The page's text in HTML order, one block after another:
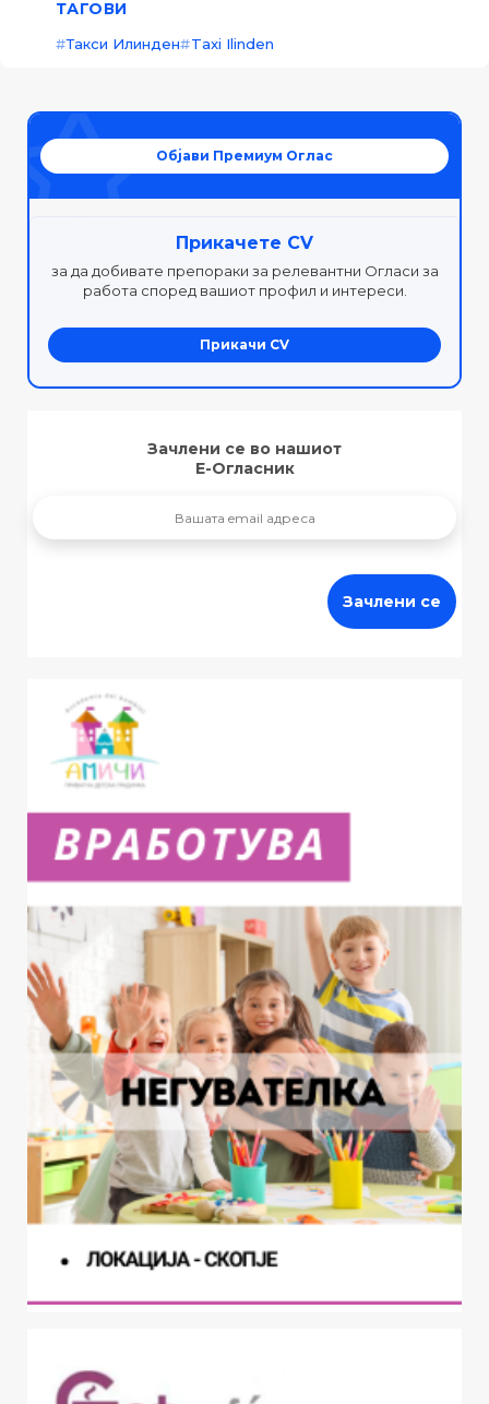
ТАГОВИ
Такси Илинден Taxi Ilinden
Објави Премиум Оглас
Прикачете CV
за да добивате препораки за релевантни Огласи за
работа според вашиот профил и интереси.
Прикачи CV
Зачлени се во нашиот
Е-Огласник